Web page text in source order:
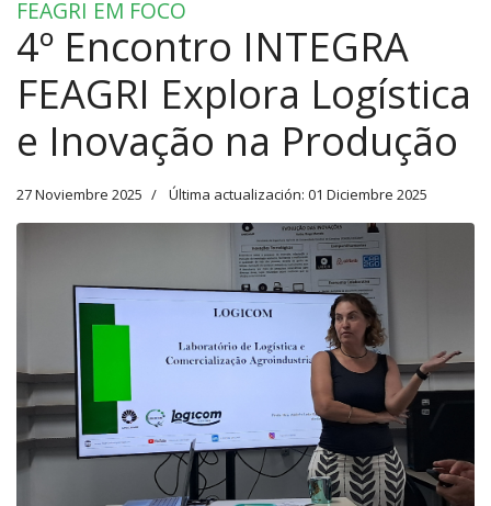
FEAGRI EM FOCO
4º Encontro INTEGRA
FEAGRI Explora Logística
e Inovação na Produção
27 Noviembre 2025 Última actualización: 01 Diciembre 2025